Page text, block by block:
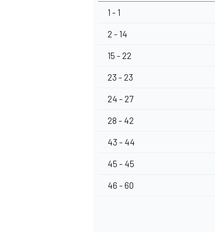
1 - 1
2 - 14
15 - 22
23 - 23
24 - 27
28 - 42
43 - 44
45 - 45
46 - 60